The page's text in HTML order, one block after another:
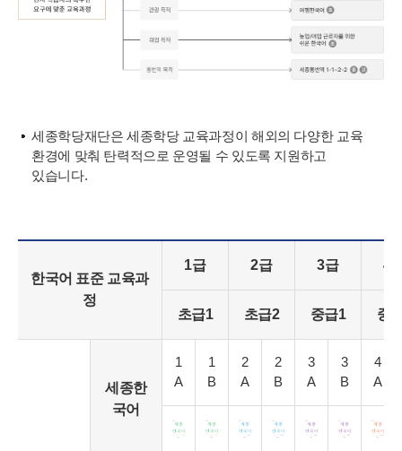
세종학당재단은 세종학당 교육과정이 해외의 다양한 교육
환경에 맞춰 탄력적으로 운영될 수 있도록 지원하고
있습니다.
한국어 표준 교육과
정
1급 2급 3급 4
초급1 초급2 중급1 중
세종한
국어
1
A
1
B
2
A
2
B
3
A
3
B
4
A